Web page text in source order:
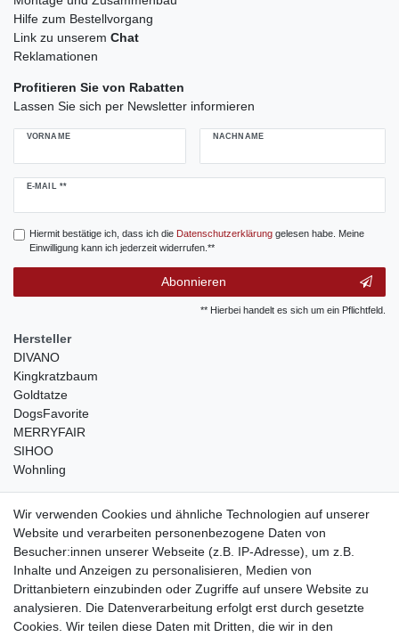
Hilfe zum Bestellvorgang
Link zu unserem Chat
Reklamationen
Profitieren Sie von Rabatten
Lassen Sie sich per Newsletter informieren
VORNAME NACHNAME
E-MAIL **
Newsletter
Hiermit bestätige ich, dass ich die Daten­schutz­erklärunggelesen habe. Meine
Einwilligung kann ich jederzeit widerrufen.**
Abonnieren
** Hierbei handelt es sich um ein Pflichtfeld.
Hersteller
DIVANO
Kingkratzbaum
Goldtatze
DogsFavorite
MERRYFAIR
SIHOO
Wohnling
weitere Shops
traumlampen- Lampen und Kronleuchter
kinderwagencenter- Exklusive und günstige Kinderwagen
gastrogeraete24- alles für Gastronomie und Imbiss
soziale Medien
Facebook
Wir verwenden Cookies und ähnliche Technologien auf unserer
Website und verarbeiten personenbezogene Daten von
Besucher:innen unserer Webseite (z.B. IP-Adresse), um z.B.
Inhalte und Anzeigen zu personalisieren, Medien von
Drittanbietern einzubinden oder Zugriffe auf unsere Website zu
analysieren. Die Datenverarbeitung erfolgt erst durch gesetzte
Cookies. Wir teilen diese Daten mit Dritten, die wir in den